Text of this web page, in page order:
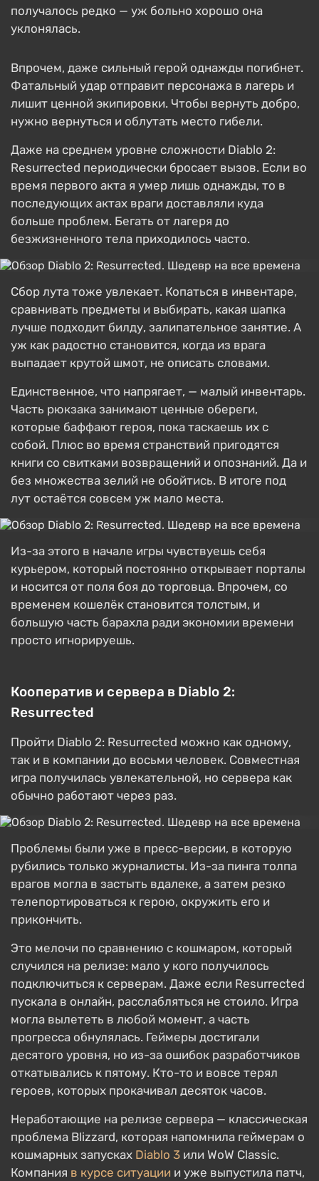
получалось редко — уж больно хорошо она
уклонялась.
Впрочем, даже сильный герой однажды погибнет.
Фатальный удар отправит персонажа в лагерь и
лишит ценной экипировки. Чтобы вернуть добро,
нужно вернуться и облутать место гибели.
Даже на среднем уровне сложности Diablo 2:
Resurrected периодически бросает вызов. Если во
время первого акта я умер лишь однажды, то в
последующих актах враги доставляли куда
больше проблем. Бегать от лагеря до
безжизненного тела приходилось часто.
Сбор лута тоже увлекает. Копаться в инвентаре,
сравнивать предметы и выбирать, какая шапка
лучше подходит билду, залипательное занятие. А
уж как радостно становится, когда из врага
выпадает крутой шмот, не описать словами.
Единственное, что напрягает, — малый инвентарь.
Часть рюкзака занимают ценные обереги,
которые баффают героя, пока таскаешь их с
собой. Плюс во время странствий пригодятся
книги со свитками возвращений и опознаний. Да и
без множества зелий не обойтись. В итоге под
лут остаётся совсем уж мало места.
Из-за этого в начале игры чувствуешь себя
курьером, который постоянно открывает порталы
и носится от поля боя до торговца. Впрочем, со
временем кошелёк становится толстым, и
большую часть барахла ради экономии времени
просто игнорируешь.
Кооператив и сервера в Diablo 2:
Resurrected
Пройти Diablo 2: Resurrected можно как одному,
так и в компании до восьми человек. Совместная
игра получилась увлекательной, но сервера как
обычно работают через раз.
Проблемы были уже в пресс-версии, в которую
рубились только журналисты. Из-за пинга толпа
врагов могла в застыть вдалеке, а затем резко
телепортироваться к герою, окружить его и
прикончить.
Это мелочи по сравнению с кошмаром, который
случился на релизе: мало у кого получилось
подключиться к серверам. Даже если Resurrected
пускала в онлайн, расслабляться не стоило. Игра
могла вылететь в любой момент, а часть
прогресса обнулялась. Геймеры достигали
десятого уровня, но из-за ошибок разработчиков
откатывались к пятому. Кто-то и вовсе терял
героев, которых прокачивал десяток часов.
Неработающие на релизе сервера — классическая
проблема Blizzard, которая напомнила геймерам о
кошмарных запусках Diablo 3 или WoW Classic.
Компания в курсе ситуации и уже выпустила патч,